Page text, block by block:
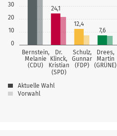
0
10
20
30
Bernstein,
Melanie
(CDU)
Dr.
Klinck,
Kristian
(SPD)
Schulz,
Gunnar
(FDP)
Drees,
Martin
(GRÜNE)
24,1
12,4
7,6
Aktuelle Wahl
Vorwahl